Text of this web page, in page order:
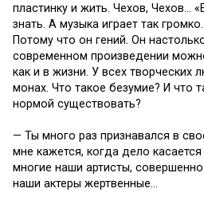
пластинку и жить. Чехов, Чехов…
знать. А музыка играет так
Потому что он гений. Он
современном произведении
как и в жизни. У всех творческих
монах. Что такое безумие? И что
нормой существовать?
— Ты много раз признавался в
мне кажется, когда дело
многие наши артисты,
наши актеры жертвенные…